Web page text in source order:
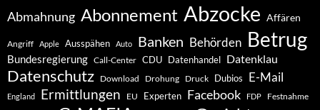
Abmahnung Abonnement Abzocke Affären
Angriff Apple Ausspähen Auto Banken Behörden Betrug
Bundesregierung Call-Center CDU Datenhandel Datenklau
Datenschutz Download Drohung Druck Dubios E-Mail
England Ermittlungen EU Experten Facebook FDP Festnahme